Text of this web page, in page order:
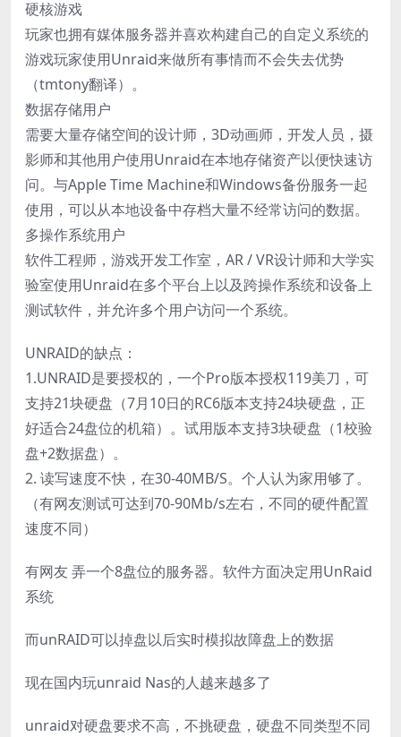
硬核游戏
玩家也拥有媒体服务器并喜欢构建自己的自定义系统的
游戏玩家使用Unraid来做所有事情而不会失去优势
（tmtony翻译）。
数据存储用户
需要大量存储空间的设计师，3D动画师，开发人员，摄
影师和其他用户使用Unraid在本地存储资产以便快速访
问。与Apple Time Machine和Windows备份服务一起
使用，可以从本地设备中存档大量不经常访问的数据。
多操作系统用户
软件工程师，游戏开发工作室，AR / VR设计师和大学实
验室使用Unraid在多个平台上以及跨操作系统和设备上
测试软件，并允许多个用户访问一个系统。
UNRAID的缺点：
1.UNRAID是要授权的，一个Pro版本授权119美刀，可
支持21块硬盘（7月10日的RC6版本支持24块硬盘，正
好适合24盘位的机箱）。试用版本支持3块硬盘（1校验
盘+2数据盘）。
2. 读写速度不快，在30-40MB/S。个人认为家用够了。
（有网友测试可达到70-90Mb/s左右，不同的硬件配置
速度不同）
有网友 弄一个8盘位的服务器。软件方面决定用UnRaid
系统
而unRAID可以掉盘以后实时模拟故障盘上的数据
现在国内玩unraid Nas的人越来越多了
unraid对硬盘要求不高，不挑硬盘，硬盘不同类型不同